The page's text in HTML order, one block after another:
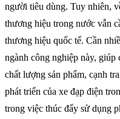
người tiêu dùng. Tuy nhiên,
thương hiệu trong nước vẫn
thương hiệu quốc tế. Cần
ngành công nghiệp này, giúp
chất lượng sản phẩm, cạnh
phát triển của xe đạp điện
trong việc thúc đẩy sử dụng